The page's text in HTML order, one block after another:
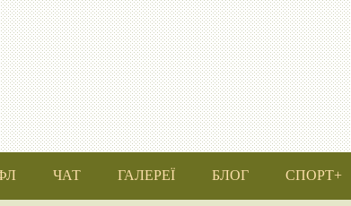
ЧАТ ГАЛЕРЕЇ БЛОГ СПОРТ+